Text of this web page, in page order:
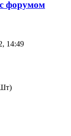
форумом
14:49